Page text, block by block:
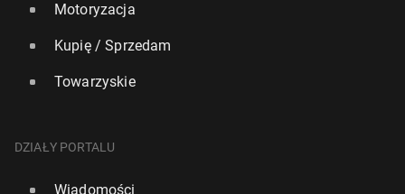
Motoryzacja
Kupię / Sprzedam
Towarzyskie
DZIAŁY PORTALU
Wiadomości